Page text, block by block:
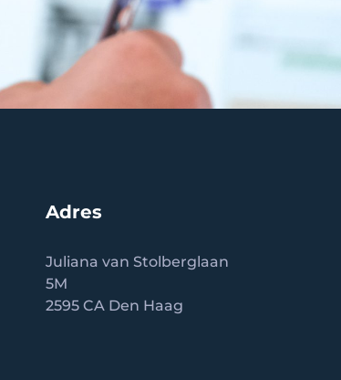
Adres
Juliana van Stolberglaan
5M
2595 CA Den Haag